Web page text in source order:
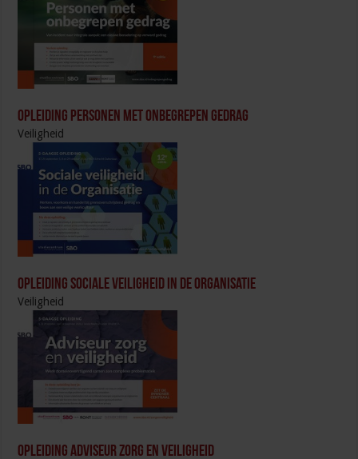
Opleiding Personen met onbegrepen gedrag
Veiligheid
Opleiding Sociale Veiligheid in de Organisatie
Veiligheid
Opleiding Adviseur zorg en veiligheid